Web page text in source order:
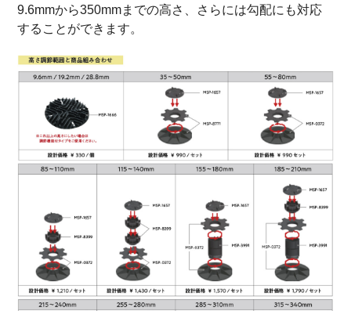
9.6mmから350mmまでの高さ、さらには勾配にも対応
することができます。